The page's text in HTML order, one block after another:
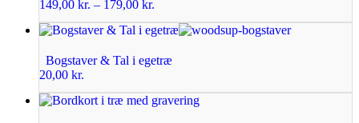
149,00 kr. – 179,00 kr.
Bogstaver & Tal i egetræ
20,00 kr.